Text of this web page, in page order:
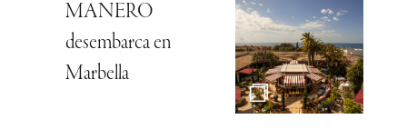
MANERO
desembarca en
Marbella